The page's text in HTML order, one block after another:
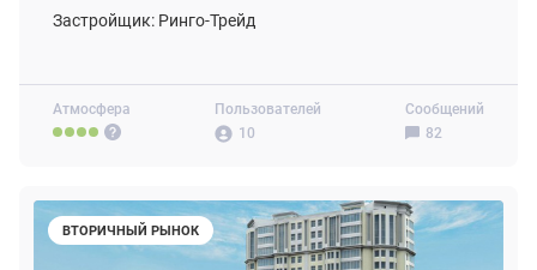
Атмосфера
Пользователей
10
Сообщений
82
Застройщик: Ринго-Трейд
ВТОРИЧНЫЙ РЫНОК